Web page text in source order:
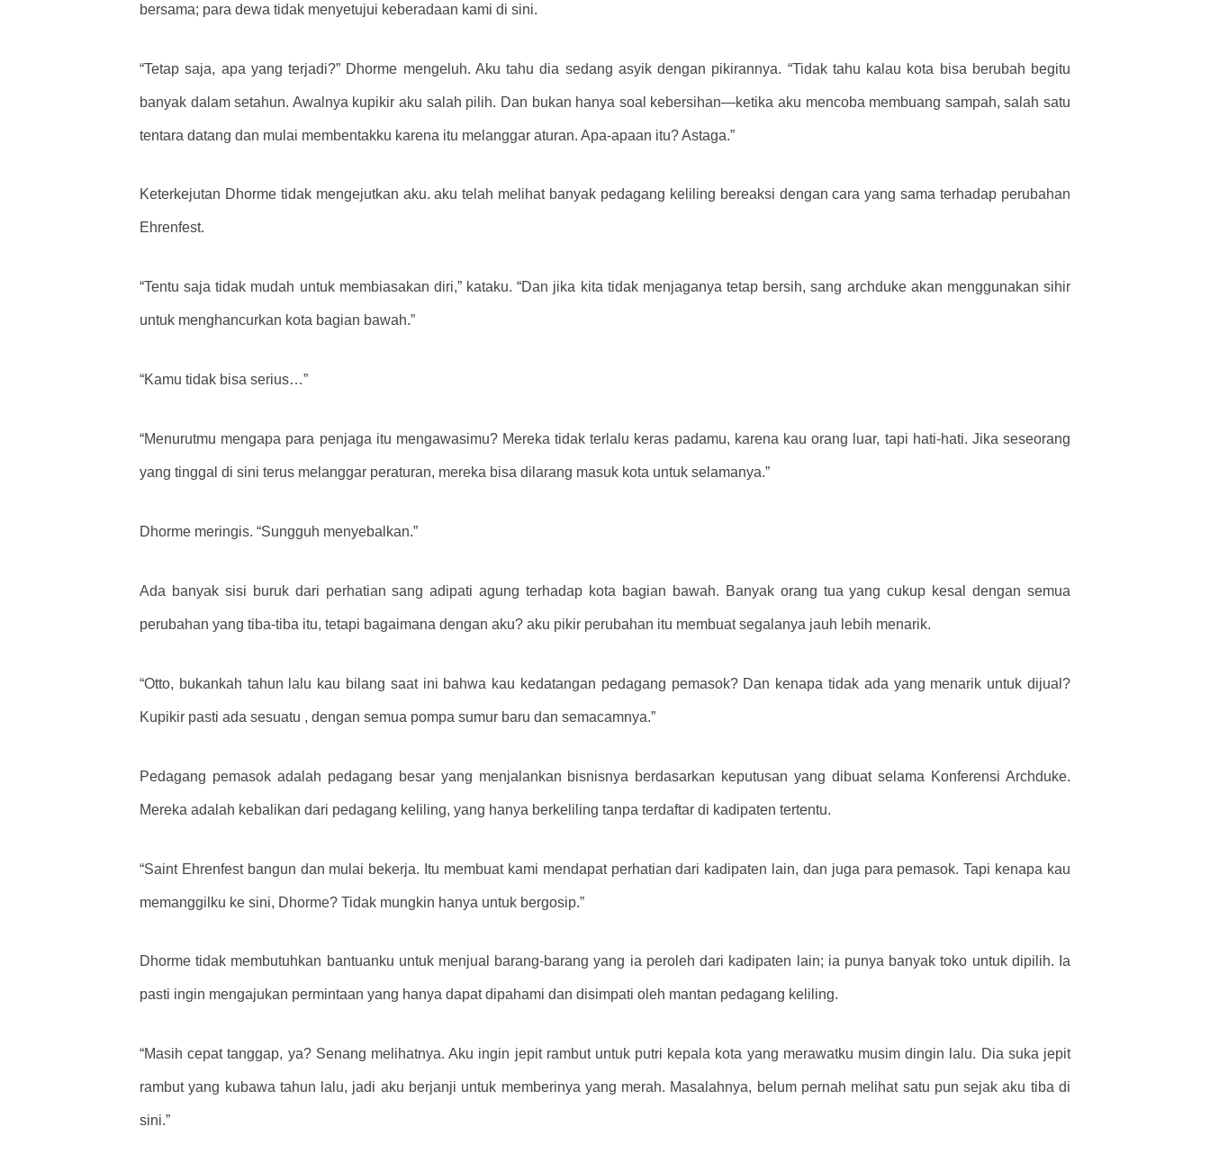
bersama; para dewa tidak menyetujui keberadaan kami di sini.
“Tetap saja, apa yang terjadi?” Dhorme mengeluh. Aku tahu dia sedang asyik dengan pikirannya. “Tidak tahu kalau kota bisa berubah begitu
banyak dalam setahun. Awalnya kupikir aku salah pilih. Dan bukan hanya soal kebersihan—ketika aku mencoba membuang sampah, salah satu
tentara datang dan mulai membentakku karena itu melanggar aturan. Apa-apaan itu? Astaga.”
Keterkejutan Dhorme tidak mengejutkan aku. aku telah melihat banyak pedagang keliling bereaksi dengan cara yang sama terhadap perubahan
Ehrenfest.
“Tentu saja tidak mudah untuk membiasakan diri,” kataku. “Dan jika kita tidak menjaganya tetap bersih, sang archduke akan menggunakan sihir
untuk menghancurkan kota bagian bawah.”
“Kamu tidak bisa serius…”
“Menurutmu mengapa para penjaga itu mengawasimu? Mereka tidak terlalu keras padamu, karena kau orang luar, tapi hati-hati. Jika seseorang
yang tinggal di sini terus melanggar peraturan, mereka bisa dilarang masuk kota untuk selamanya.”
Dhorme meringis. “Sungguh menyebalkan.”
Ada banyak sisi buruk dari perhatian sang adipati agung terhadap kota bagian bawah. Banyak orang tua yang cukup kesal dengan semua
perubahan yang tiba-tiba itu, tetapi bagaimana dengan aku? aku pikir perubahan itu membuat segalanya jauh lebih menarik.
“Otto, bukankah tahun lalu kau bilang saat ini bahwa kau kedatangan pedagang pemasok? Dan kenapa tidak ada yang menarik untuk dijual?
Kupikir pasti ada sesuatu , dengan semua pompa sumur baru dan semacamnya.”
Pedagang pemasok adalah pedagang besar yang menjalankan bisnisnya berdasarkan keputusan yang dibuat selama Konferensi Archduke.
Mereka adalah kebalikan dari pedagang keliling, yang hanya berkeliling tanpa terdaftar di kadipaten tertentu.
“Saint Ehrenfest bangun dan mulai bekerja. Itu membuat kami mendapat perhatian dari kadipaten lain, dan juga para pemasok. Tapi kenapa kau
memanggilku ke sini, Dhorme? Tidak mungkin hanya untuk bergosip.”
Dhorme tidak membutuhkan bantuanku untuk menjual barang-barang yang ia peroleh dari kadipaten lain; ia punya banyak toko untuk dipilih. Ia
pasti ingin mengajukan permintaan yang hanya dapat dipahami dan disimpati oleh mantan pedagang keliling.
“Masih cepat tanggap, ya? Senang melihatnya. Aku ingin jepit rambut untuk putri kepala kota yang merawatku musim dingin lalu. Dia suka jepit
rambut yang kubawa tahun lalu, jadi aku berjanji untuk memberinya yang merah. Masalahnya, belum pernah melihat satu pun sejak aku tiba di
sini.”